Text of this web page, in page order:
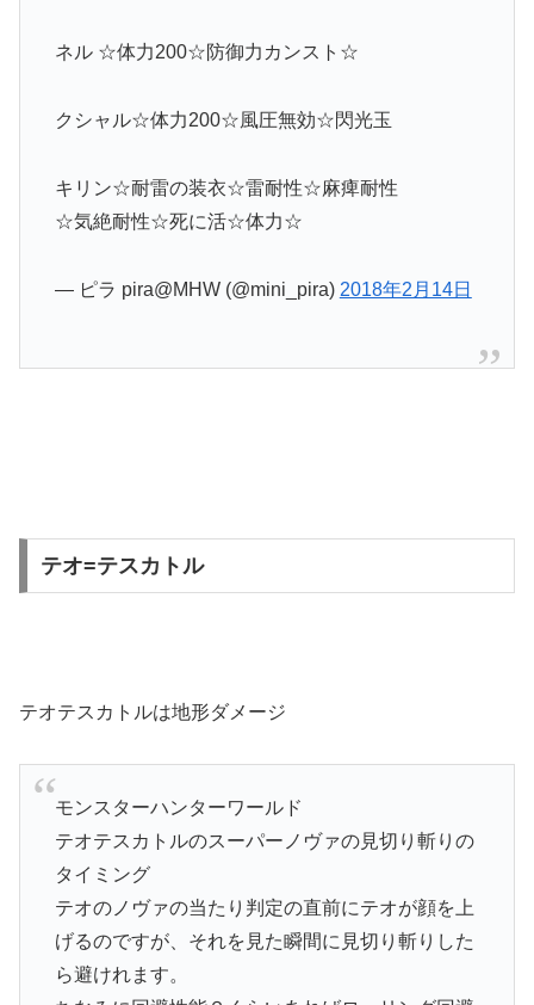
ネル ☆体力200☆防御力カンスト☆
クシャル☆体力200☆風圧無効☆閃光玉
キリン☆耐雷の装衣☆雷耐性☆麻痺耐性
☆気絶耐性☆死に活☆体力☆
— ピラ pira@MHW (@mini_pira) 2018年2月14日
テオ=テスカトル
テオテスカトルは地形ダメージ
モンスターハンターワールド
テオテスカトルのスーパーノヴァの見切り斬りの
タイミング
テオのノヴァの当たり判定の直前にテオが顔を上
げるのですが、それを見た瞬間に見切り斬りした
ら避けれます。